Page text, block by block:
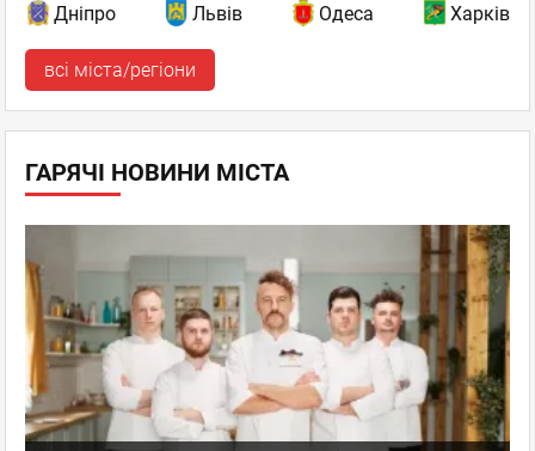
Дніпро Львів Одеса Харків
всі міста/регіони
ГАРЯЧІ НОВИНИ МІСТА